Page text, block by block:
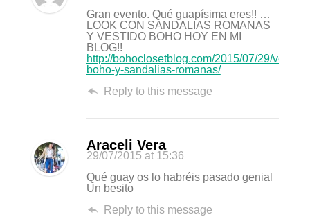
Gran evento. Qué guapísima eres!! …
LOOK CON SANDALIAS ROMANAS
Y VESTIDO BOHO HOY EN MI
BLOG!!
http://bohoclosetblog.com/2015/07/29/
boho-y-sandalias-romanas/
Reply to this message
Araceli Vera
29/07/2015 at 15:36
Qué guay os lo habréis pasado genial
Un besito
Reply to this message